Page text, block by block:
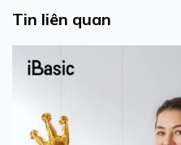
Tin liên quan